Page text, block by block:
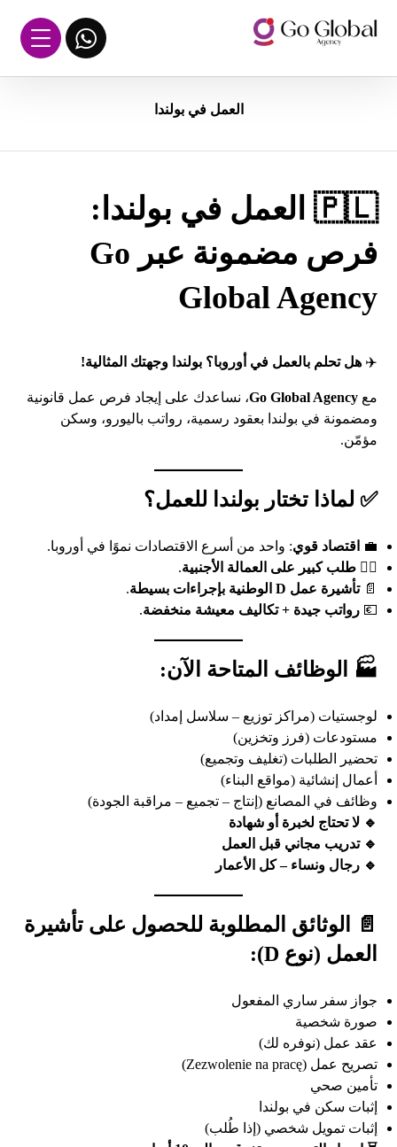
العمل في بولندا
🇵🇱 العمل في بولندا:
فرص مضمونة عبر Go
Global Agency
✈️هل تحلم بالعمل في أوروبا؟ بولندا وجهتك المثالية!
معGo Global Agency، نساعدك على إيجاد فرص عمل قانونية
ومضمونة في بولندا بعقود رسمية، رواتب باليورو، وسكن
مؤمّن.
✅ لماذا تختار بولندا للعمل؟
💼 اقتصاد قوي: واحد من أسرع الاقتصادات نموًا في أوروبا.
👷‍♂️طلب كبير على العمالة الأجنبية.
📄تأشيرة عمل D الوطنية بإجراءات بسيطة
.
💶رواتب جيدة + تكاليف معيشة منخفضة.
🏭 الوظائف المتاحة الآن:
لوجستيات (مراكز توزيع – سلاسل إمداد)
مستودعات (فرز وتخزين)
تحضير الطلبات (تغليف وتجميع)
أعمال إنشائية (مواقع البناء)
وظائف في المصانع (إنتاج – تجميع – مراقبة الجودة)
🔹 لا تحتاج لخبرة أو شهادة
🔹 تدريب مجاني قبل العمل
🔹 رجال ونساء – كل الأعمار
📄 الوثائق المطلوبة للحصول على تأشيرة
العمل (نوع D):
جواز سفر ساري المفعول
صورة شخصية
عقد عمل (نوفره لك)
تصريح عمل (Zezwolenie na pracę)
تأمين صحي
إثبات سكن في بولندا
إثبات تمويل شخصي (إذا طُلب)